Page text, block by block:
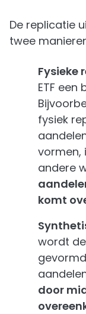
De replicatie
twee
Fysieke
ETF een
fysiek
vormen,
andere
komt
wordt
door